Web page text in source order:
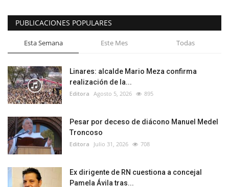
PUBLICACIONES POPULARES
Esta Semana Este Mes Todas
Linares: alcalde Mario Meza confirma
realización de la...
Editora Agosto 5, 2026 895
Pesar por deceso de diácono Manuel Medel
Troncoso
Editora Julio 31, 2026 708
Ex dirigente de RN cuestiona a concejal
Pamela Ávila tras...